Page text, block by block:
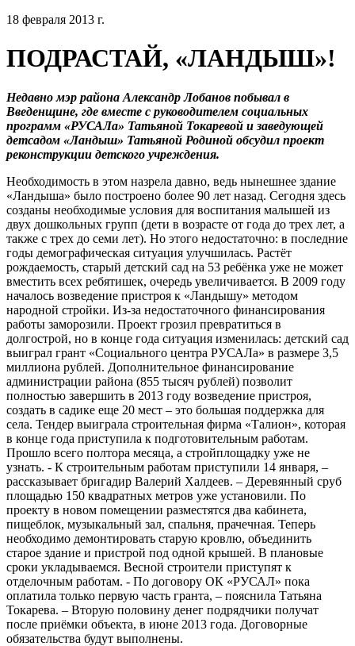
18 февраля 2013 г.
ПОДРАСТАЙ, «ЛАНДЫШ»!
Недавно мэр района Александр Лобанов побывал в
Введенщине, где вместе с руководителем социальных
программ «РУСАЛа» Татьяной Токаревой и заведующей
детсадом «Ландыш» Татьяной Родиной обсудил проект
реконструкции детского учреждения.
Необходимость в этом назрела давно, ведь нынешнее здание
«Ландыша» было построено более 90 лет назад. Сегодня здесь
созданы необходимые условия для воспитания малышей из
двух дошкольных групп (дети в возрасте от года до трех лет, а
также с трех до семи лет). Но этого недостаточно: в последние
годы демографическая ситуация улучшилась. Растёт
рождаемость, старый детский сад на 53 ребёнка уже не может
вместить всех ребятишек, очередь увеличивается. В 2009 году
началось возведение пристроя к «Ландышу» методом
народной стройки. Из-за недостаточного финансирования
работы заморозили. Проект грозил превратиться в
долгострой, но в конце года ситуация изменилась: детский сад
выиграл грант «Социального центра РУСАЛа» в размере 3,5
миллиона рублей. Дополнительное финансирование
администрации района (855 тысяч рублей) позволит
полностью завершить в 2013 году возведение пристроя,
создать в садике еще 20 мест – это большая поддержка для
села. Тендер выиграла строительная фирма «Талион», которая
в конце года приступила к подготовительным работам.
Прошло всего полтора месяца, а стройплощадку уже не
узнать. - К строительным работам приступили 14 января, –
рассказывает бригадир Валерий Халдеев. – Деревянный сруб
площадью 150 квадратных метров уже установили. По
проекту в новом помещении разместятся два кабинета,
пищеблок, музыкальный зал, спальня, прачечная. Теперь
необходимо демонтировать старую кровлю, объединить
старое здание и пристрой под одной крышей. В плановые
сроки укладываемся. Весной строители приступят к
отделочным работам. - По договору ОК «РУСАЛ» пока
оплатила только первую часть гранта, – пояснила Татьяна
Токарева. – Вторую половину денег подрядчики получат
после приёмки объекта, в июне 2013 года. Договорные
обязательства будут выполнены.